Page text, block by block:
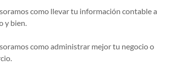
como llevar tu información contable a
y bien.
como administrar mejor tu negocio o